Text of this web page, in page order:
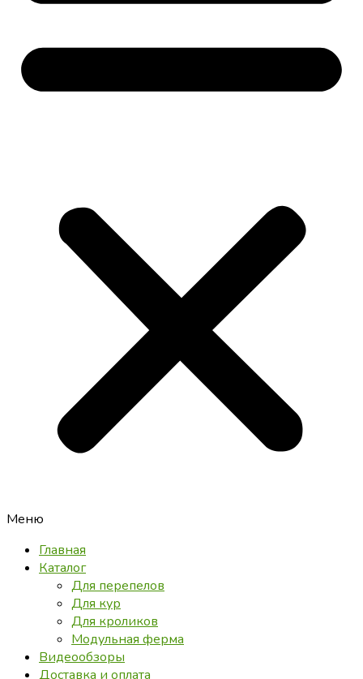
Меню
Главная
Каталог
Для перепелов
Для кур
Для кроликов
Модульная ферма
Видеообзоры
Доставка и оплата